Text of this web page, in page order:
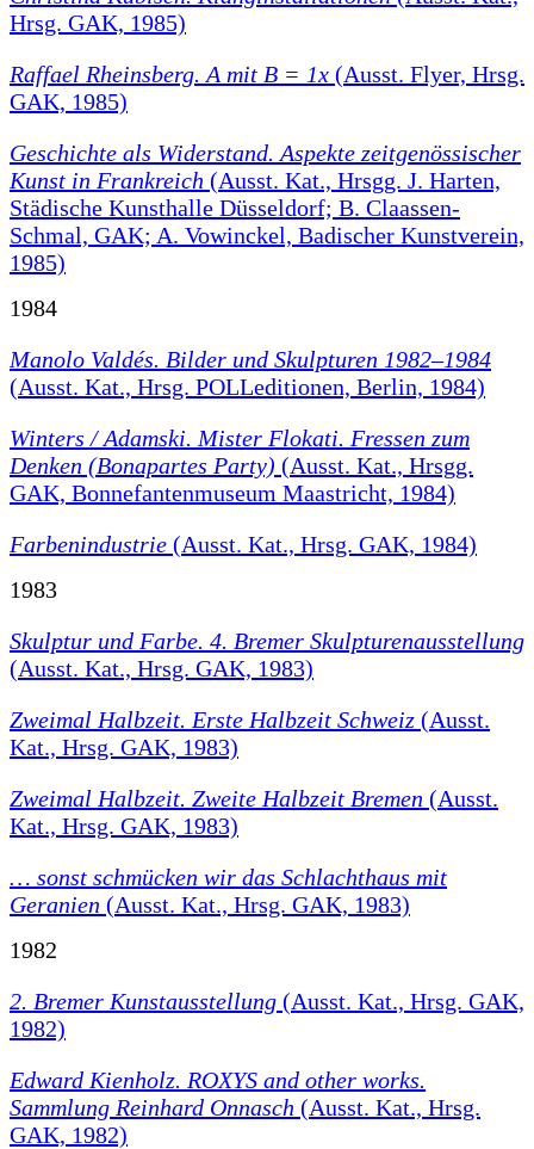
Hrsg. GAK, 1985)
Raffael Rheinsberg. A mit B = 1x (Ausst. Flyer, Hrsg.
GAK, 1985)
Geschichte als Widerstand. Aspekte zeitgenössischer
Kunst in Frankreich (Ausst. Kat., Hrsgg. J. Harten,
Städische Kunsthalle Düsseldorf; B. Claassen-
Schmal, GAK; A. Vowinckel, Badischer Kunstverein,
1985)
1984
Manolo Valdés. Bilder und Skulpturen 1982–1984
(Ausst. Kat., Hrsg. POLLeditionen, Berlin, 1984)
Winters / Adamski. Mister Flokati. Fressen zum
Denken (Bonapartes Party) (Ausst. Kat., Hrsgg.
GAK, Bonnefantenmuseum Maastricht, 1984)
Farbenindustrie (Ausst. Kat., Hrsg. GAK, 1984)
1983
Skulptur und Farbe. 4. Bremer Skulpturenausstellung
(Ausst. Kat., Hrsg. GAK, 1983)
Zweimal Halbzeit. Erste Halbzeit Schweiz (Ausst.
Kat., Hrsg. GAK, 1983)
Zweimal Halbzeit. Zweite Halbzeit Bremen (Ausst.
Kat., Hrsg. GAK, 1983)
… sonst schmücken wir das Schlachthaus mit
Geranien (Ausst. Kat., Hrsg. GAK, 1983)
1982
2. Bremer Kunstausstellung (Ausst. Kat., Hrsg. GAK,
1982)
Edward Kienholz. ROXYS and other works.
Sammlung Reinhard Onnasch (Ausst. Kat., Hrsg.
GAK, 1982)